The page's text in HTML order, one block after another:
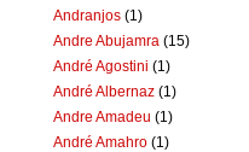
Andranjos (1)
Andre Abujamra (15)
André Agostini (1)
André Albernaz (1)
Andre Amadeu (1)
André Amahro (1)